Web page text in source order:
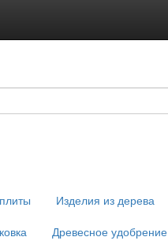
Изделия из дерева
Древесное удобрение